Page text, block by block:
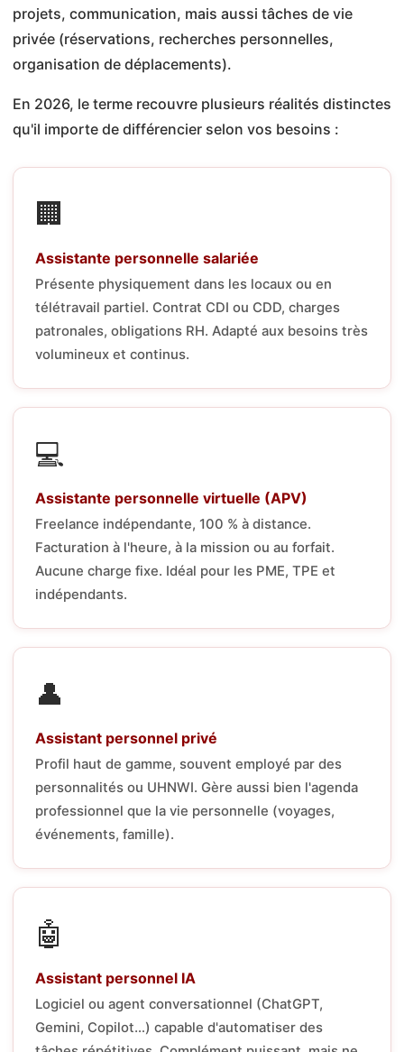
projets, communication, mais aussi tâches de vie
privée (réservations, recherches personnelles,
organisation de déplacements).
En 2026, le terme recouvre plusieurs réalités distinctes
qu'il importe de différencier selon vos besoins :
🏢
Assistante personnelle salariée
Présente physiquement dans les locaux ou en
télétravail partiel. Contrat CDI ou CDD, charges
patronales, obligations RH. Adapté aux besoins très
volumineux et continus.
💻
Assistante personnelle virtuelle (APV)
Freelance indépendante, 100 % à distance.
Facturation à l'heure, à la mission ou au forfait.
Aucune charge fixe. Idéal pour les PME, TPE et
indépendants.
👤
Assistant personnel privé
Profil haut de gamme, souvent employé par des
personnalités ou UHNWI. Gère aussi bien l'agenda
professionnel que la vie personnelle (voyages,
événements, famille).
🤖
Assistant personnel IA
Logiciel ou agent conversationnel (ChatGPT,
Gemini, Copilot…) capable d'automatiser des